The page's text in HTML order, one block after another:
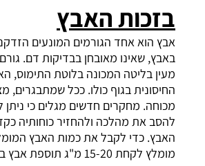
האבץ
הוא אחד הגורמים המונעים הזדקנות
שאינו מאובחן בבדיקות דם. גורם לסיכון
בליטה המכונה בלוטת התימוס, האחראית
בגוף כולו. ככל שמתבגרים, מצטמקת
מחקרים חדשים מגלים כי ניתן לעצור
את מהלכה ולהחזיר כוחותיה כקדם וזאת
15-20 מ"ג תוספת אבץ ביום.